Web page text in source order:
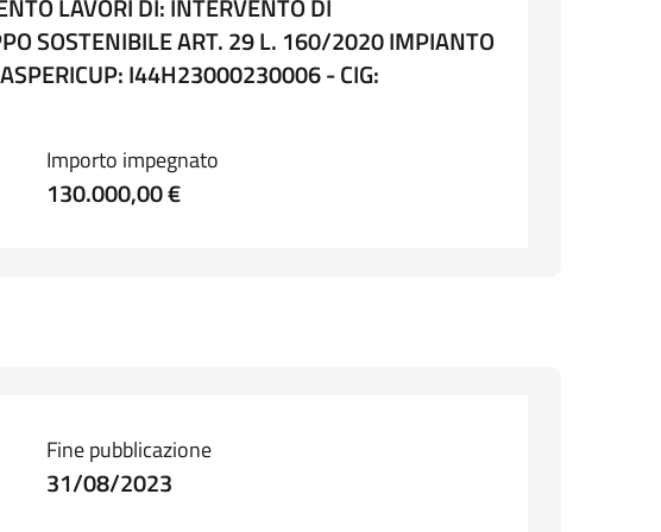
LAVORI DI: INTERVENTO DI
SOSTENIBILE ART. 29 L. 160/2020 IMPIANTO
I44H23000230006 - CIG:
Importo impegnato
130.000,00 €
Fine pubblicazione
31/08/2023